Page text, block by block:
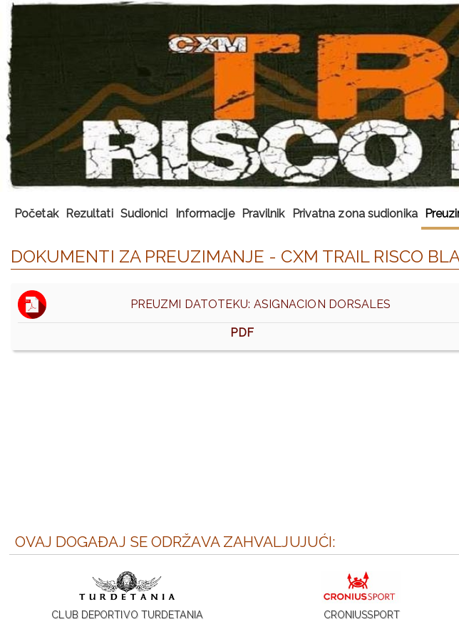
Početak Rezultati Sudionici Informacije Pravilnik Privatna zona sudionika
DOKUMENTI ZA PREUZIMANJE - CXM TRAIL RISCO
PREUZMI DATOTEKU: ASIGNACION DORSALES
PDF
OVAJ DOGAĐAJ SE ODRŽAVA ZAHVALJUJUĆI:
CLUB DEPORTIVO TURDETANIA CRONIUSSPORT